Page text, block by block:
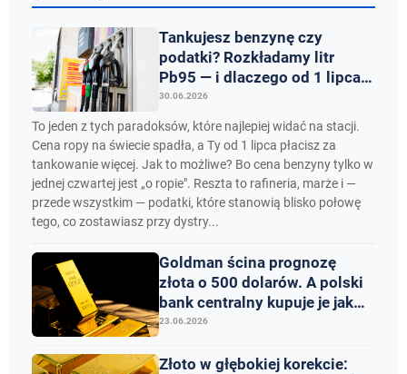
Tankujesz benzynę czy
podatki? Rozkładamy litr
Pb95 — i dlaczego od 1 lipca
zapłacisz więcej, choć ropa
staniała
30.06.2026
To jeden z tych paradoksów, które najlepiej widać na stacji.
Cena ropy na świecie spadła, a Ty od 1 lipca płacisz za
tankowanie więcej. Jak to możliwe? Bo cena benzyny tylko w
jednej czwartej jest „o ropie". Reszta to rafineria, marże i —
przede wszystkim — podatki, które stanowią blisko połowę
tego, co zostawiasz przy dystry...
Goldman ścina prognozę
złota o 500 dolarów. A polski
bank centralny kupuje je jak
nikt na świecie
23.06.2026
Złoto w głębokiej korekcie: